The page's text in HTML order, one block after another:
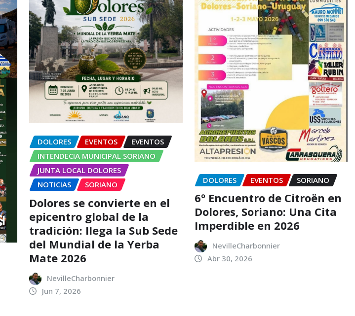
DOLORES EVENTOS
EVENTOS
INTENDECIA MUNICIPAL SORIANO
JUNTA LOCAL DOLORES
NOTICIAS
SORIANO
Dolores se convierte en el
epicentro global de la
tradición: llega la Sub Sede
del Mundial de la Yerba
Mate 2026
NevilleCharbonnier
Jun 7, 2026
DOLORES EVENTOS SORIANO
6º Encuentro de Citroën en
Dolores, Soriano: Una Cita
Imperdible en 2026
NevilleCharbonnier
Abr 30, 2026